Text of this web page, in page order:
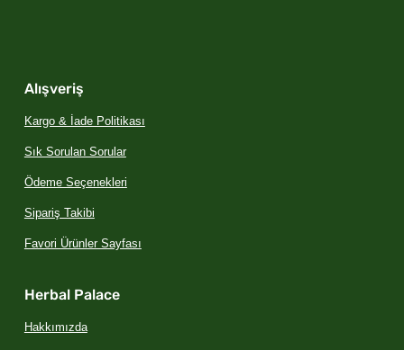
Alışveriş
Kargo & İade Politikası
Sık Sorulan Sorular
Ödeme Seçenekleri
Sipariş Takibi
Favori Ürünler Sayfası
Herbal Palace
Hakkımızda